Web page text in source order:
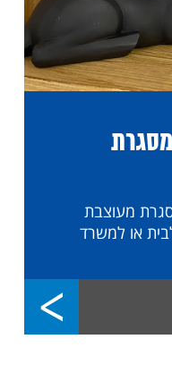
מעוצבת
או למשרד